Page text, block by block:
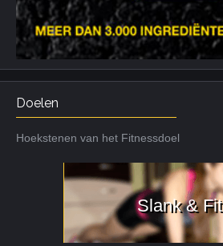
Doelen
Hoekstenen van het Fitnessdoel
Slank & Fit